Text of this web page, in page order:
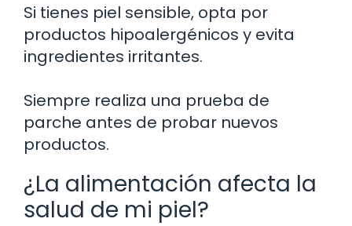
Si tienes piel sensible, opta por
productos hipoalergénicos y evita
ingredientes irritantes.
Siempre realiza una prueba de
parche antes de probar nuevos
productos.
¿La alimentación afecta la
salud de mi piel?